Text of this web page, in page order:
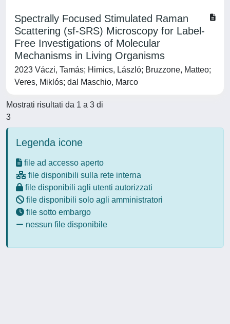
Spectrally Focused Stimulated Raman
Scattering (sf-SRS) Microscopy for Label-
Free Investigations of Molecular
Mechanisms in Living Organisms
2023 Váczi, Tamás; Himics, László; Bruzzone, Matteo;
Veres, Miklós; dal Maschio, Marco
Mostrati risultati da 1 a 3 di
3
Legenda icone
file ad accesso aperto
file disponibili sulla rete interna
file disponibili agli utenti autorizzati
file disponibili solo agli amministratori
file sotto embargo
nessun file disponibile